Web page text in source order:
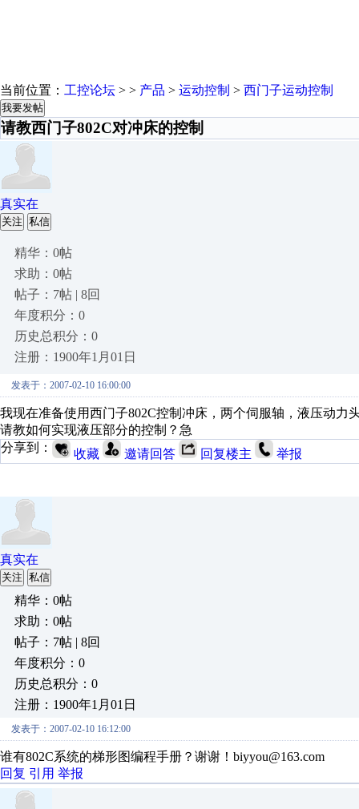
当前位置： 工控论坛 > > 产品 > 运动控制 > 西门子运动控制
我要发帖
请教西门子802C对冲床的控制
真实在
关注 私信
精华：0帖
求助：0帖
帖子：7帖 | 8回
年度积分：0
历史总积分：0
注册：1900年1月01日
发表于：2007-02-10 16:00:00
我现在准备使用西门子802C控制冲床，两个伺服轴，液压动力
请教如何实现液压部分的控制？急
分享到：
收藏 邀请回答 回复楼主 举报
真实在
关注 私信
精华：0帖
求助：0帖
帖子：7帖 | 8回
年度积分：0
历史总积分：0
注册：1900年1月01日
发表于：2007-02-10 16:12:00
谁有802C系统的梯形图编程手册？谢谢！biyyou@163.com
回复 引用 举报